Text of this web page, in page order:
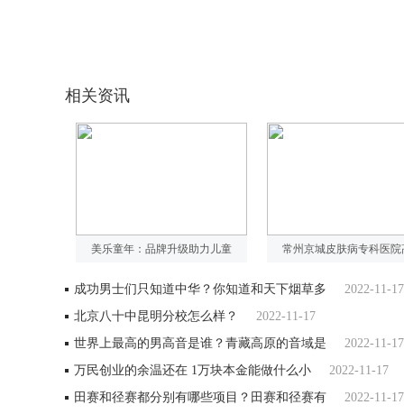
相关资讯
美乐童年：品牌升级助力儿童 常州京城皮肤病专科医院
成功男士们只知道中华？你知道和天下烟草多
2022-11-17
北京八十中昆明分校怎么样？
2022-11-17
世界上最高的男高音是谁？青藏高原的音域是
2022-11-17
万民创业的余温还在 1万块本金能做什么小
2022-11-17
田赛和径赛都分别有哪些项目？田赛和径赛有
2022-11-17